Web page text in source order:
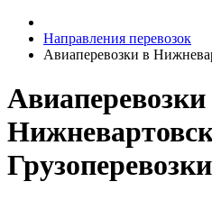
Направления перевозок
Авиаперевозки в
Авиаперевозки